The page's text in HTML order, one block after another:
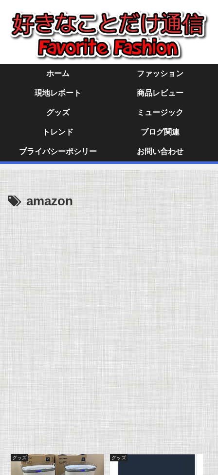
ホーム ファッション
現地レポート 商品レビュー
グッズ ミュージック
トレンド ブログ関連
プライバシーポシリー お問い合わせ
amazon
グッズ グッズ